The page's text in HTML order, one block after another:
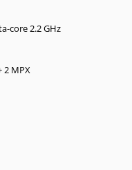
core 2.2 GHz
2 MPX